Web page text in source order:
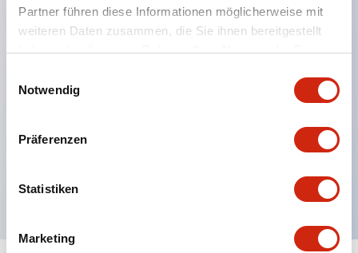
Partner führen diese Informationen möglicherweise mit
weiteren Daten zusammen, die Sie ihnen bereitgestellt
haben oder die sie im Rahmen Ihrer Nutzung der Dienste
Notwendig
Präferenzen
Statistiken
Marketing
auch bei der dichten Montage in Gruppen einfach
durchführbar.
das An- und Abnehmen des Verriegelungshebels.
Schutzart ist Spritzwassergeschützt, IP65 (IEC
60529). (Der Summer ist geschlossen ausgeführt)